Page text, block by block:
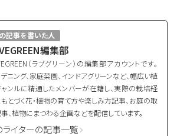
記事を書いた人
編集部
（ラブグリーン）の編集部アカウントです。
ニング、家庭菜園、インドアグリーンなど、幅広い植
ンルに精通したメンバーが在籍し、実際の栽培経
とづく花・植物の育て方や楽しみ方記事、お庭の取
、植物にまつわる企画などを配信しています。
ライターの記事一覧